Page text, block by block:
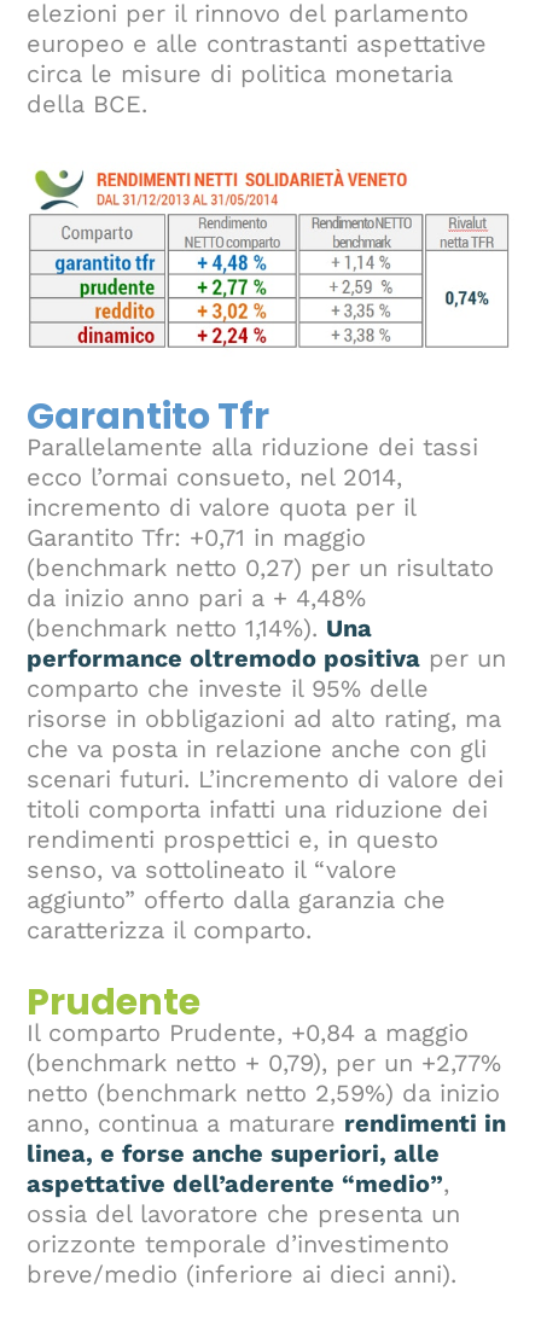
elezioni per il rinnovo del parlamento
europeo e alle contrastanti aspettative
circa le misure di politica monetaria
della BCE.
Garantito Tfr
Parallelamente alla riduzione dei tassi
ecco l’ormai consueto, nel 2014,
incremento di valore quota per il
Garantito Tfr: +0,71 in maggio
(benchmark netto 0,27) per un risultato
da inizio anno pari a + 4,48%
(benchmark netto 1,14%). Una
performance oltremodo positiva per un
comparto che investe il 95% delle
risorse in obbligazioni ad alto rating, ma
che va posta in relazione anche con gli
scenari futuri. L’incremento di valore dei
titoli comporta infatti una riduzione dei
rendimenti prospettici e, in questo
senso, va sottolineato il “valore
aggiunto” offerto dalla garanzia che
caratterizza il comparto.
Prudente
Il comparto Prudente, +0,84 a maggio
(benchmark netto + 0,79), per un +2,77%
netto (benchmark netto 2,59%) da inizio
anno, continua a maturare rendimenti in
linea, e forse anche superiori, alle
aspettative dell’aderente “medio”,
ossia del lavoratore che presenta un
orizzonte temporale d’investimento
breve/medio (inferiore ai dieci anni).